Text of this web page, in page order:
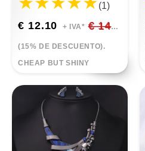
(1)
€ 12.10 + IVA* € 14.24
(15% DE DESCUENTO).
CHEAP BUT SHINY